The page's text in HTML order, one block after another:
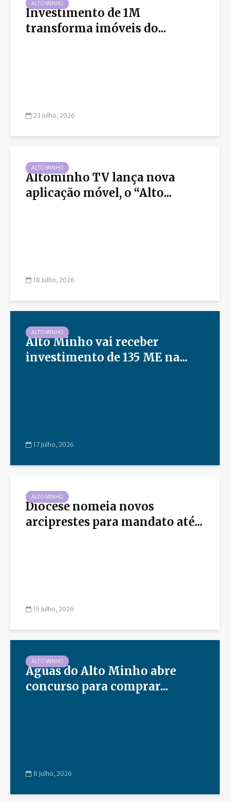
ALTO MINHO
Investimento de 1M
transforma imóveis do...
23 Julho, 2026
ALTO MINHO
Altominho TV lança nova
aplicação móvel, o “Alto...
18 Julho, 2026
ALTO MINHO
Alto Minho vai receber
investimento de 135 ME na...
17 Julho, 2026
ALTO MINHO
Diocese nomeia novos
arciprestes para mandato até...
15 Julho, 2026
ALTO MINHO
Águas do Alto Minho abre
concurso para comprar...
8 Julho, 2026